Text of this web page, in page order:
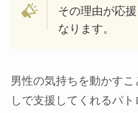
その理由が応
なります。
男性の気持ちを動かす
しで支援してくれるパ